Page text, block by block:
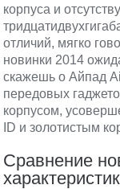
корпуса и
отличий, мягко
новинки 2014
скажешь о Айпад
передовых
корпусом,
ID и золотистым
Сравнение